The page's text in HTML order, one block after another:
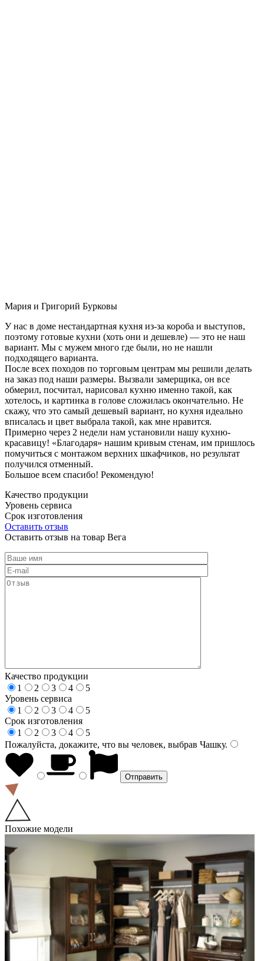
Мария и Григорий Бурковы
У нас в доме нестандартная кухня из-за короба и выступов,
поэтому готовые кухни (хоть они и дешевле) — это не наш
вариант. Мы с мужем много где были, но не нашли
подходящего варианта.
После всех походов по торговым центрам мы решили делать
на заказ под наши размеры. Вызвали замерщика, он все
обмерил, посчитал, нарисовал кухню именно такой, как
хотелось, и картинка в голове сложилась окончательно. Не
скажу, что это самый дешевый вариант, но кухня идеально
вписалась и цвет выбрала такой, как мне нравится.
Примерно через 2 недели нам установили нашу кухню-
красавицу! «Благодаря» нашим кривым стенам, им пришлось
помучиться с монтажом верхних шкафчиков, но результат
получился отменный.
Большое всем спасибо! Рекомендую!
Качество продукции
Уровень сервиса
Срок изготовления
Оставить отзыв
Оставить отзыв на товар Вега
Качество продукции
1
2 3 4
5
Уровень сервиса
1
2 3 4
5
Срок изготовления
1
2 3 4
5
Пожалуйста, докажите, что вы человек, выбрав Чашку.
Похожие модели